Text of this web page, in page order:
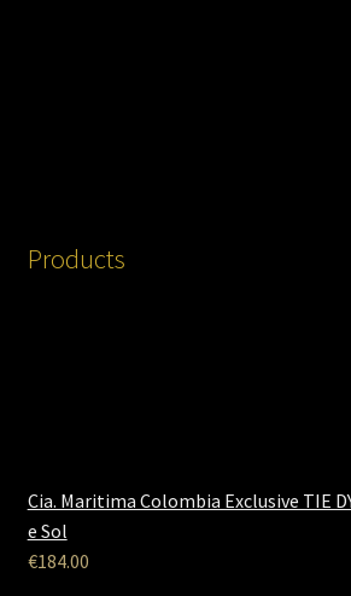
Products
Cia. Maritima Colombia Exclusive TIE
e Sol
€184.00